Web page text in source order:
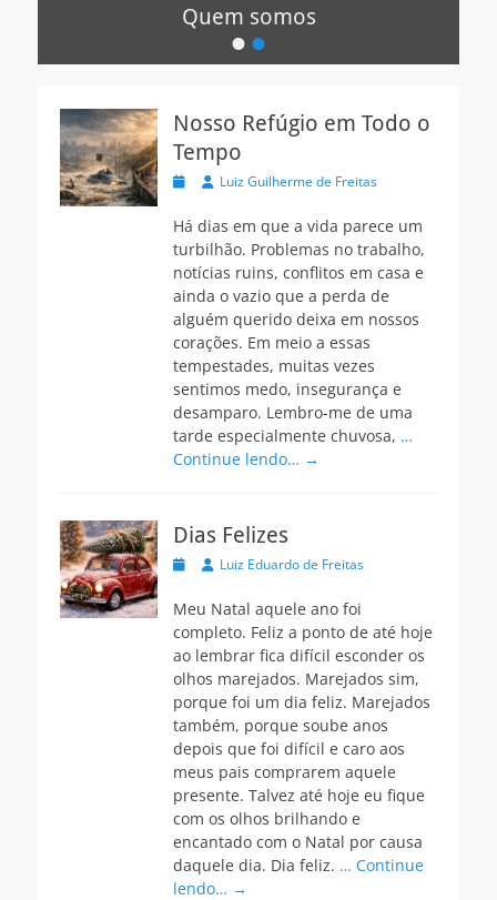
••
Quem somos
na
Luiz
Eduardo
de
Freitas
Nosso Refúgio em Todo o
Tempo
Postada
AutorLuiz Guilherme de Freitas
Há dias em que a vida parece um
turbilhão. Problemas no trabalho,
notícias ruins, conflitos em casa e
ainda o vazio que a perda de
alguém querido deixa em nossos
corações. Em meio a essas
tempestades, muitas vezes
sentimos medo, insegurança e
desamparo. Lembro-me de uma
tarde especialmente chuvosa, …
Continue lendo… →
Dias Felizes
Postada
AutorLuiz Eduardo de Freitas
Meu Natal aquele ano foi
completo. Feliz a ponto de até hoje
ao lembrar fica difícil esconder os
olhos marejados. Marejados sim,
porque foi um dia feliz. Marejados
também, porque soube anos
depois que foi difícil e caro aos
meus pais comprarem aquele
presente. Talvez até hoje eu fique
com os olhos brilhando e
encantado com o Natal por causa
daquele dia. Dia feliz. … Continue
lendo… →